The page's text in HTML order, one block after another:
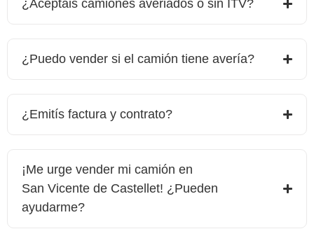
¿Aceptáis camiones averiados o sin ITV?
¿Puedo vender si el camión tiene avería?
¿Emitís factura y contrato?
¡Me urge vender mi camión en
San Vicente de Castellet! ¿Pueden
ayudarme?